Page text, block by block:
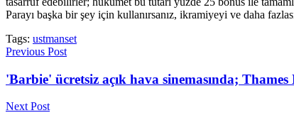
Parayı başka bir şey için kullanırsanız, ikramiyeyi ve daha
Tags: ustmanset
Previous Post
'Barbie' ücretsiz açık hava sinemasında; Thames
Next Post